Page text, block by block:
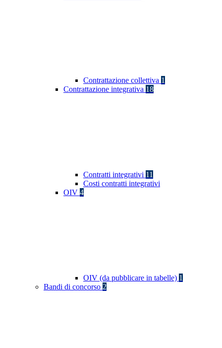
Contrattazione collettiva 1
Contrattazione integrativa 18
Contratti integrativi 11
Costi contratti integrativi
OIV 4
OIV (da pubblicare in tabelle) 1
Bandi di concorso 2